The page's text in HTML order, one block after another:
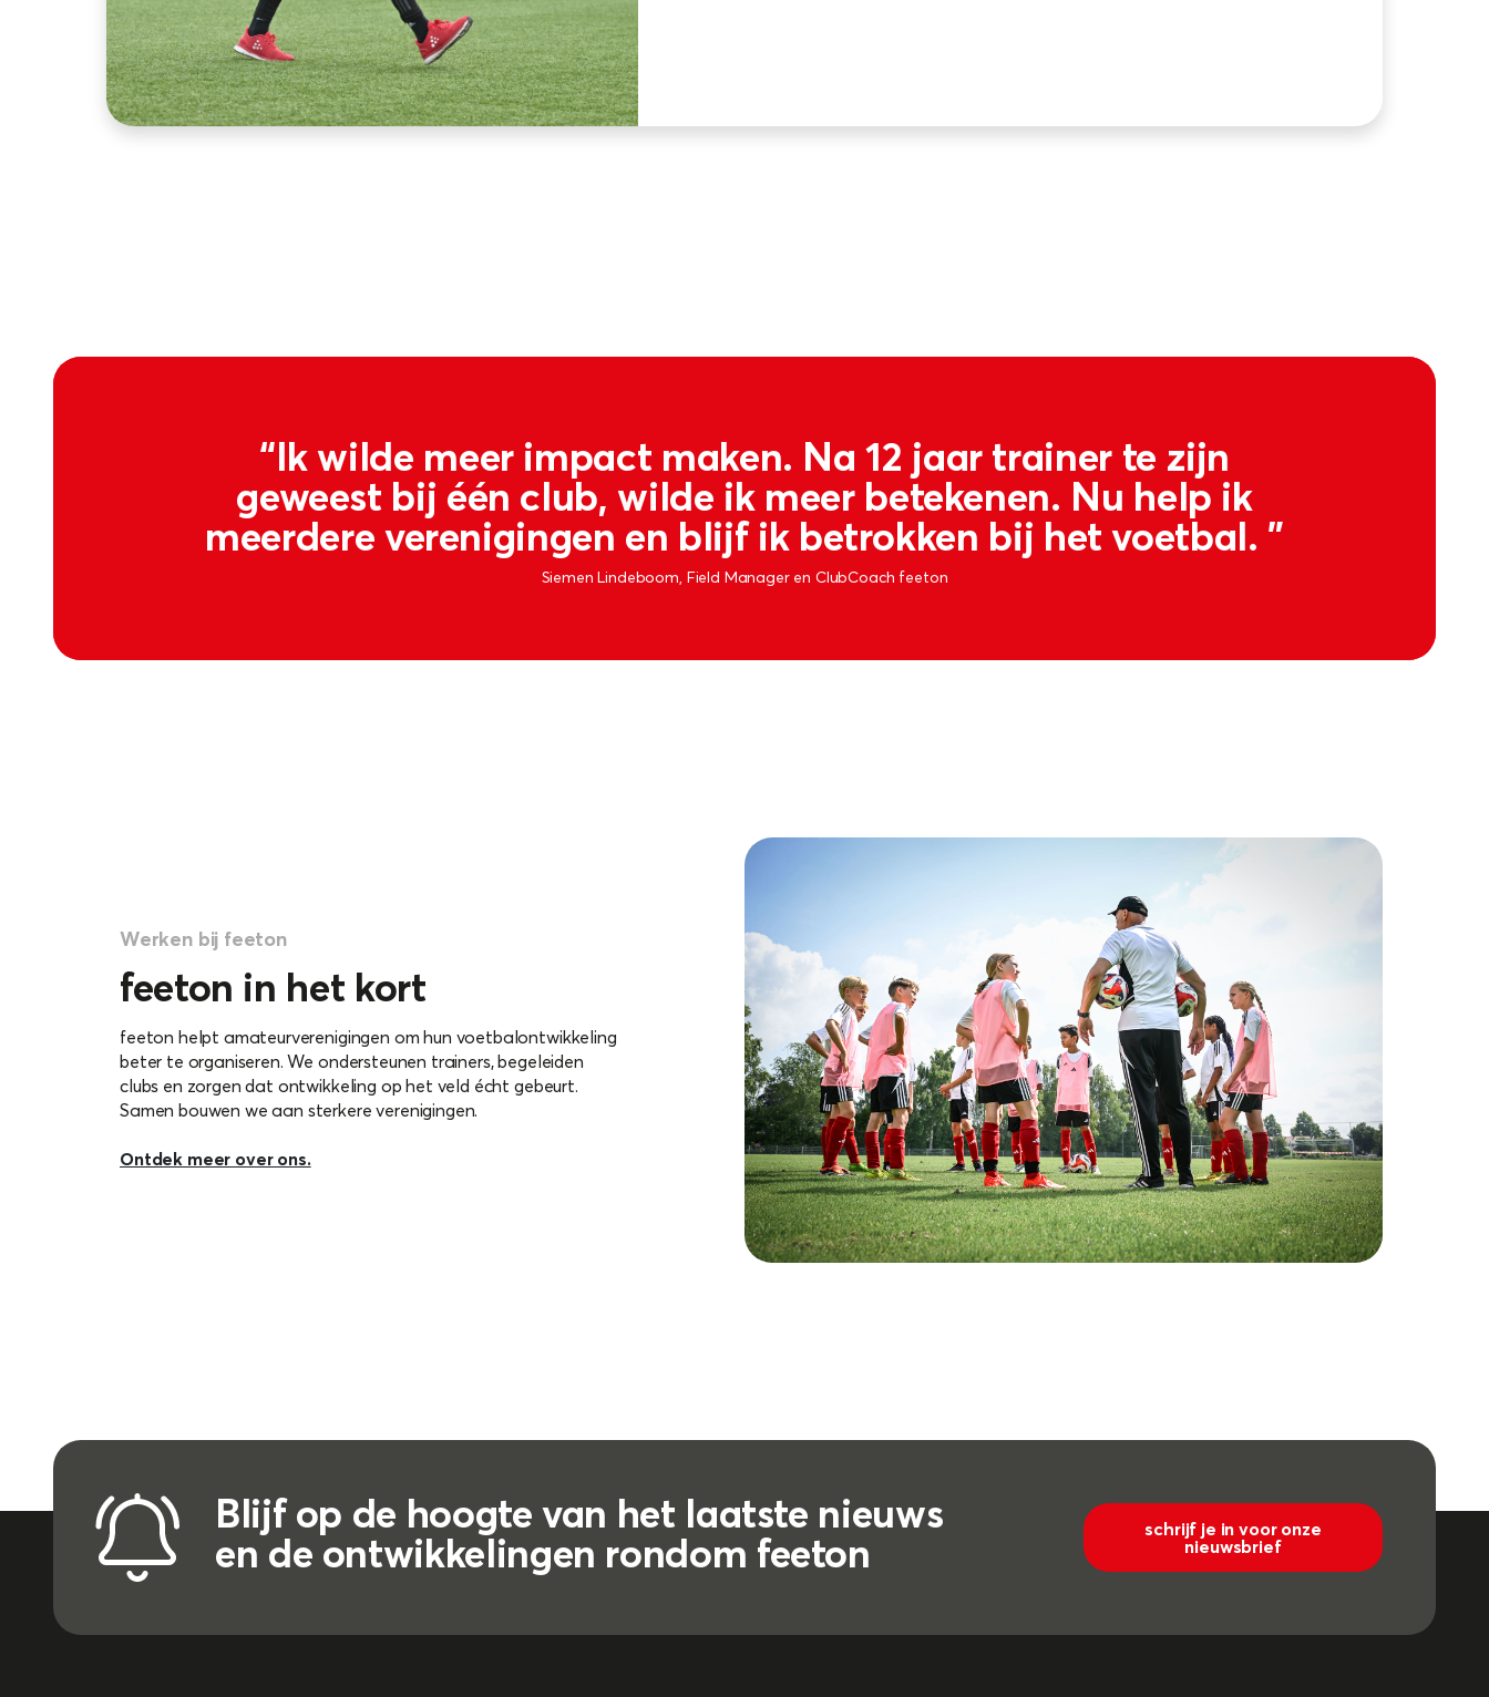
“Ik wilde meer impact maken. Na 12 jaar trainer te zijn
geweest bij één club, wilde ik meer betekenen. Nu help ik
meerdere verenigingen en blijf ik betrokken bij het voetbal. ”
Siemen Lindeboom, Field Manager en ClubCoach feeton
Werken bij feeton
feeton in het kort
feeton helpt amateurverenigingen om hun voetbalontwikkeling
beter te organiseren. We ondersteunen trainers, begeleiden
clubs en zorgen dat ontwikkeling op het veld écht gebeurt.
Samen bouwen we aan sterkere verenigingen.
Ontdek meer over ons.
Blijf op de hoogte van het laatste nieuws
en de ontwikkelingen rondom feeton
schrijf je in voor onze
nieuwsbrief